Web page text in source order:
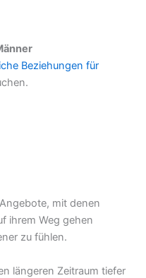
Beziehungen für
mit denen
ihrem Weg gehen
zu fühlen.
längeren Zeitraum tiefer